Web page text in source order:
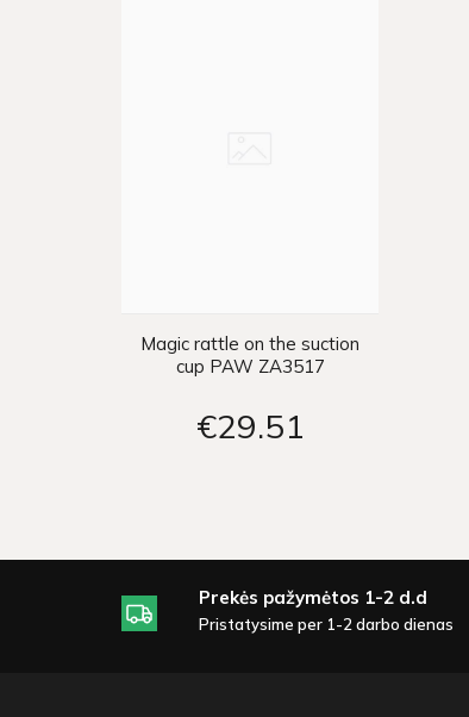
Magic rattle on the suction
cup PAW ZA3517
€29 51
Prekės pažymėtos 1-2 d.d
Pristatysime per 1-2 darbo dienas